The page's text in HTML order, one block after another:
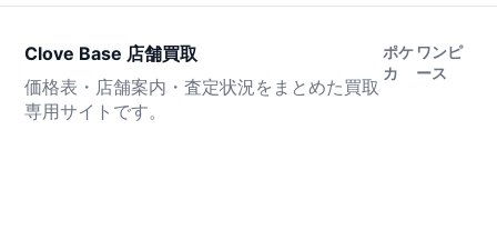
Clove Base 店舗買取
価格表・店舗案内・査定状況をまとめた買取
専用サイトです。
ポケ
カ
ワンピ
ース